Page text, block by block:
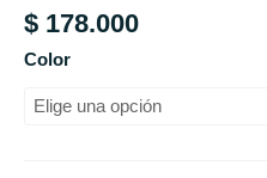
$ 178.000
Color